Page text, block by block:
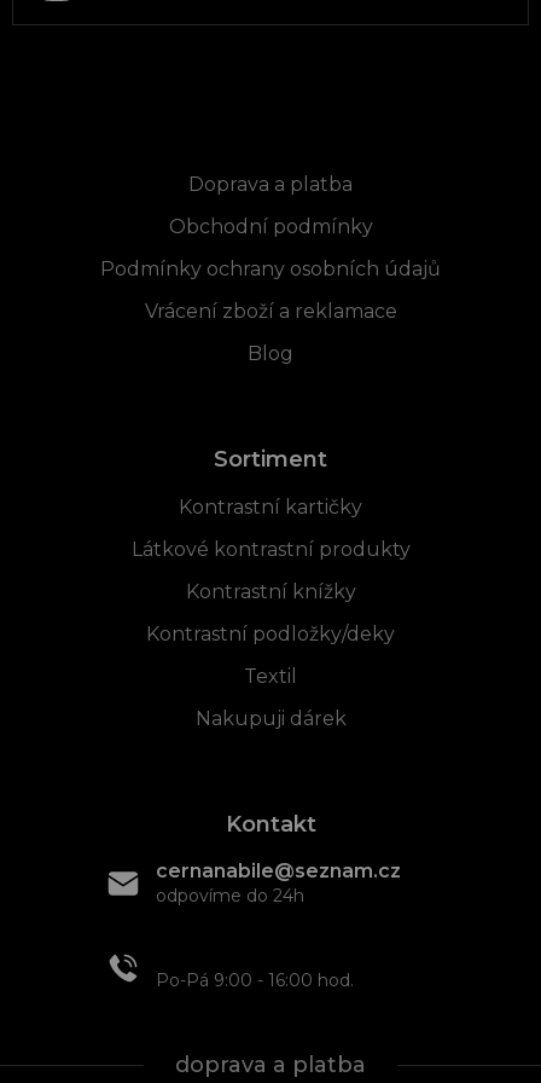
Doprava a platba
Obchodní podmínky
Podmínky ochrany osobních údajů
Vrácení zboží a reklamace
Blog
Sortiment
Kontrastní kartičky
Látkové kontrastní produkty
Kontrastní knížky
Kontrastní podložky/deky
Textil
Nakupuji dárek
Kontakt
cernanabile@seznam.cz
odpovíme do 24h
Po-Pá 9:00 - 16:00 hod.
doprava a platba